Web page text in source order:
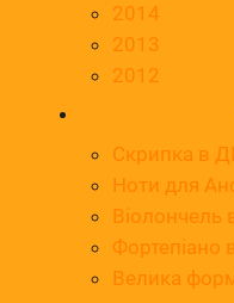
2014
2013
2012
Скрипка в
Ноти для
Велика